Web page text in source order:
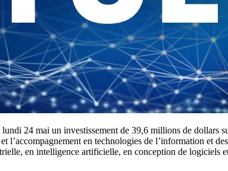
24 mai un investissement de 39,6 millions de dollars
l’accompagnement en technologies de l’information et
en intelligence artificielle, en conception de